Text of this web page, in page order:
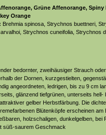
Grüne Affenorange, Spiny
Orange
Brehmia spinosa, Strychnos buettneri,
Strychnos cuneifolia, Strychnos
bedornter, zweihäusiger Strauch
der Dornen, kurzgestielten,
angeordneten, ledrigen, bis zu 9 cm
glänzend tiefgrünen, unterseits hell-
gelber Herbstfärbung. Die
Blütenköpfe erscheinen am
holzschaligen, dunkelgelben, bei
süß-saurem Geschmack